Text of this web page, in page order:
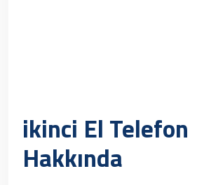
ikinci El Telefon
Hakkında